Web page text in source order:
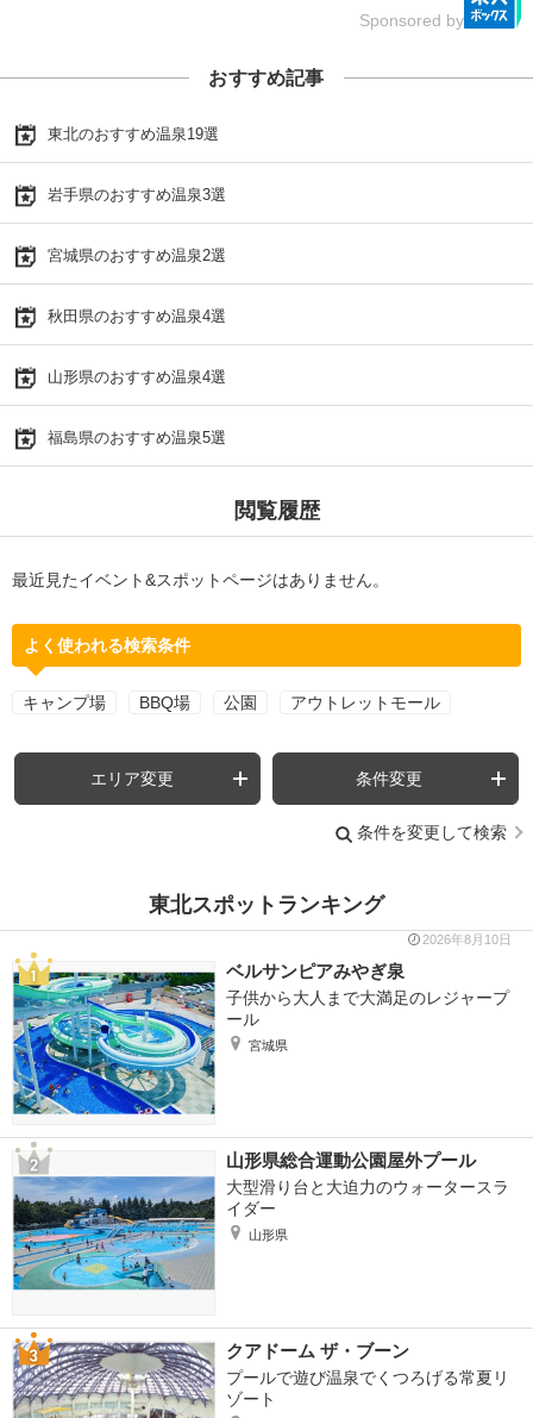
Sponsored by
おすすめ記事
東北のおすすめ温泉19選
岩手県のおすすめ温泉3選
宮城県のおすすめ温泉2選
秋田県のおすすめ温泉4選
山形県のおすすめ温泉4選
福島県のおすすめ温泉5選
閲覧履歴
最近見たイベント&スポットページはありません。
よく使われる検索条件
キャンプ場 BBQ場 公園 アウトレットモール
エリア変更 条件変更
条件を変更して検索
東北スポットランキング
2026年8月10日
ベルサンピアみやぎ泉
子供から大人まで大満足のレジャープ
ール
宮城県
山形県総合運動公園屋外プール
大型滑り台と大迫力のウォータースラ
イダー
山形県
クアドーム ザ・ブーン
プールで遊び温泉でくつろげる常夏リ
ゾート